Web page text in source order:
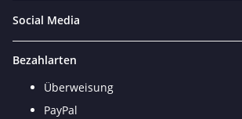
Social Media
Bezahlarten
Überweisung
PayPal